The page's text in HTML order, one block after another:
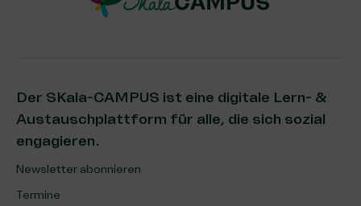
Der SKala-CAMPUS ist eine digitale Lern- &
Austauschplattform für alle, die sich sozial
engagieren.
Newsletter abonnieren
Termine